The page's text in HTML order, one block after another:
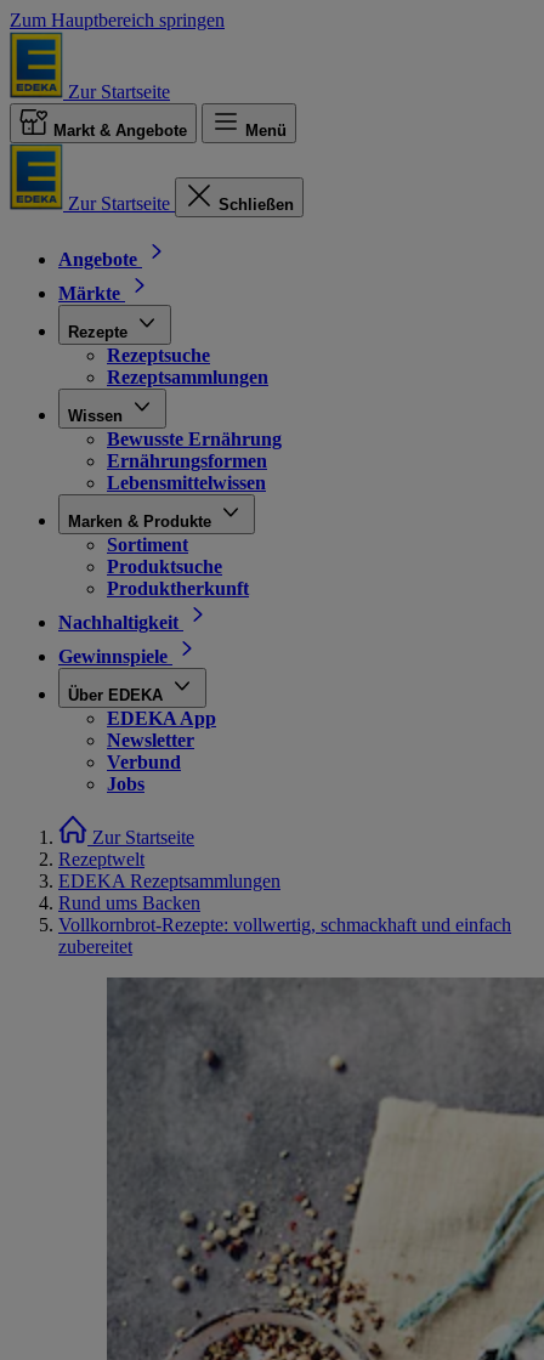
Zum Hauptbereich springen
Zur Startseite
Markt & Angebote Menü
Zur Startseite Schließen
Angebote
Märkte
Rezepte
Rezeptsuche
Rezeptsammlungen
Wissen
Bewusste Ernährung
Ernährungsformen
Lebensmittelwissen
Marken & Produkte
Sortiment
Produktsuche
Produktherkunft
Nachhaltigkeit
Gewinnspiele
Über EDEKA
EDEKA App
Newsletter
Verbund
Jobs
Zur Startseite
Rezeptwelt
EDEKA Rezeptsammlungen
Rund ums Backen
Vollkornbrot-Rezepte: vollwertig, schmackhaft und einfach
zubereitet